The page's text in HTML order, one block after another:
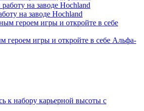
на заводе Hochland
героем игры и откройте в себе Альфа-